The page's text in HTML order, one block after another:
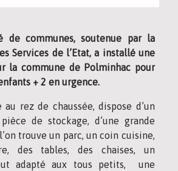
de communes, soutenue par la
Services de l’Etat, a installé une
la commune de Polminhac pour
+ 2 en urgence.
au rez de chaussée, dispose d’un
de stockage, d’une grande
trouve un parc, un coin cuisine,
des tables, des chaises, un
adapté aux tous petits, une